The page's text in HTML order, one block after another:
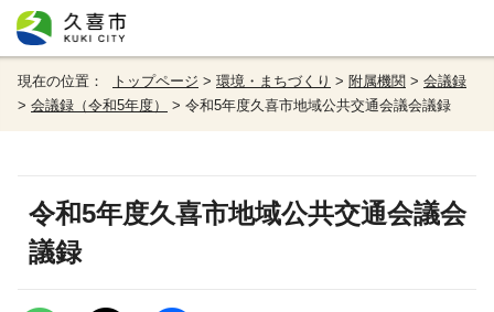
現在の位置： トップページ > 環境・まちづくり > 附属機関 > 会議録
> 会議録（令和5年度） > 令和5年度久喜市地域公共交通会議会議録
令和5年度久喜市地域公共交通会議会
議録